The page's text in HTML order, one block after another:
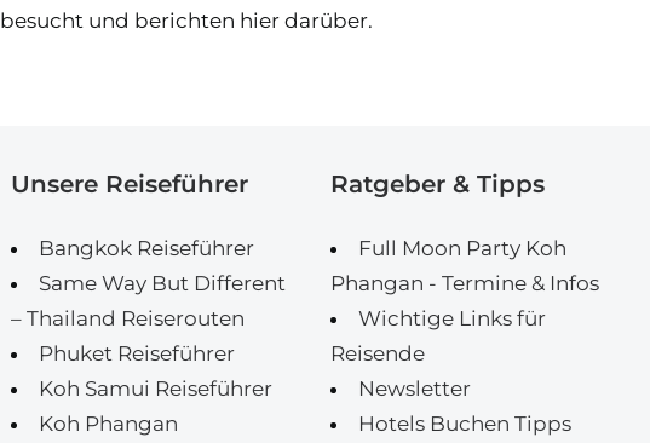
besucht und berichten hier darüber.
Unsere Reiseführer
Bangkok Reiseführer
Same Way But Different
– Thailand Reiserouten
Phuket Reiseführer
Koh Samui Reiseführer
Koh Phangan
Ratgeber & Tipps
Full Moon Party Koh
Phangan - Termine & Infos
Wichtige Links für
Reisende
Newsletter
Hotels Buchen Tipps